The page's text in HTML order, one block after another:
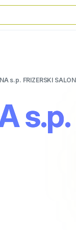
s.p. FRIZERSKI